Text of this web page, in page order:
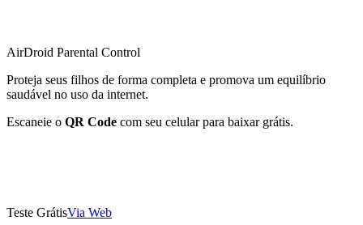
AirDroid Parental Control
Proteja seus filhos de forma completa e promova um equilíbrio
saudável no uso da internet.
Escaneie o QR Code com seu celular para baixar grátis.
Teste GrátisVia Web